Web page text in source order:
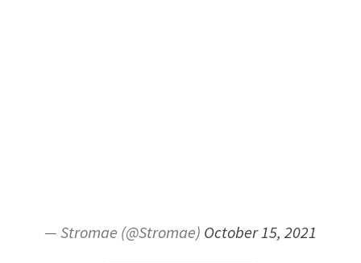
— Stromae (@Stromae) October 15, 2021